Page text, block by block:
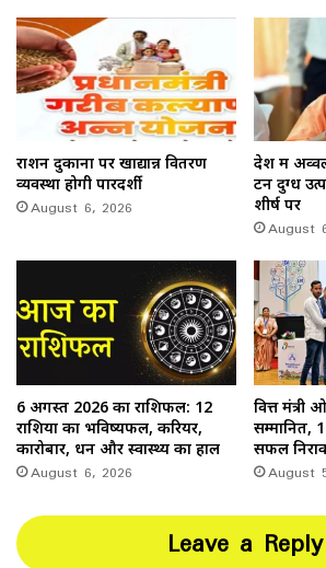
राशन दुकानों पर खाद्यान्न वितरण
व्यवस्था होगी पारदर्शी
August 6, 2026
देश में
टन दुग्ध
शीर्ष पर
August
6 अगस्त 2026 का राशिफल: 12
राशियों का भविष्यफल, करियर,
कारोबार, धन और स्वास्थ्य का हाल
August 6, 2026
वित्त मंत्री
सम्मानित,
सफल
August
Leave a Reply